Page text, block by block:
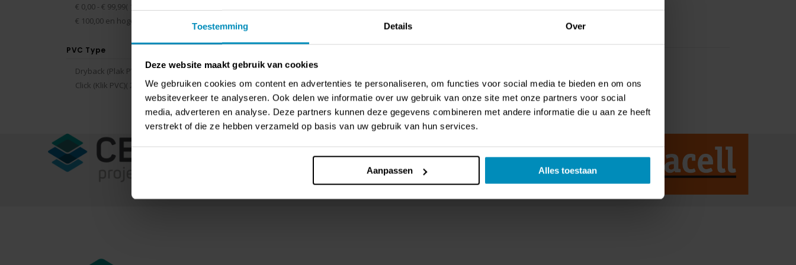
Toestemming Details Over
Deze website maakt gebruik van cookies
We gebruiken cookies om content en advertenties te personaliseren, om functies voor social media te bieden en om ons
websiteverkeer te analyseren. Ook delen we informatie over uw gebruik van onze site met onze partners voor social
media, adverteren en analyse. Deze partners kunnen deze gegevens combineren met andere informatie die u aan ze heeft
verstrekt of die ze hebben verzameld op basis van uw gebruik van hun services.
Aanpassen Alles toestaan
Rating:
€ 147,73
Rating:
Toon
€ 0,00 - € 99,99
€ 100,00 en hoger
PVC Type
Dryback (Plak PVC) 2producten
Click (Klik PVC) 2 producten